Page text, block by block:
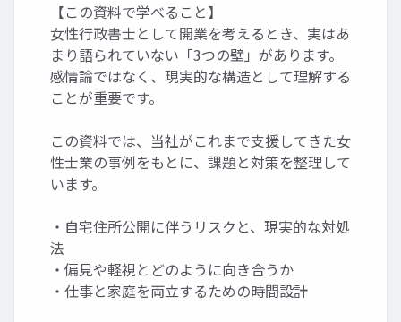
【この資料で学べること】
女性行政書士として開業を考えるとき、実はあ
まり語られていない「3つの壁」があります。
感情論ではなく、現実的な構造として理解する
ことが重要です。
この資料では、当社がこれまで支援してきた女
性士業の事例をもとに、課題と対策を整理して
います。
・自宅住所公開に伴うリスクと、現実的な対処
法
・偏見や軽視とどのように向き合うか
・仕事と家庭を両立するための時間設計